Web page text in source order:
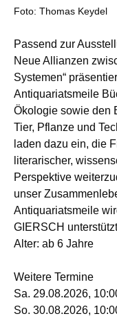
Foto: Thomas Keydel
Passend zur
Neue Allianzen
Systemen“
Antiquariatsmeile
Ökologie sowie den
Tier, Pflanze und
laden dazu ein, die
literarischer,
Perspektive
unser
Antiquariatsmeile
GIERSCH
Alter: ab 6 Jahre
Weitere Termine
Sa. 29.08.2026,
So. 30.08.2026,